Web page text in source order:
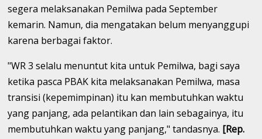
segera melaksanakan Pemilwa pada September
kemarin. Namun, dia mengatakan belum menyanggupi
karena berbagai faktor.
"WR 3 selalu menuntut kita untuk Pemilwa, bagi saya
ketika pasca PBAK kita melaksanakan Pemilwa, masa
transisi (kepemimpinan) itu kan membutuhkan waktu
yang panjang, ada pelantikan dan lain sebagainya, itu
membutuhkan waktu yang panjang," tandasnya. [Rep.